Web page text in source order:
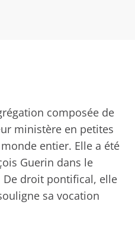
composée de
ministère en petites
entier. Elle a été
Guerin dans le
De droit pontifical, elle
sa vocation